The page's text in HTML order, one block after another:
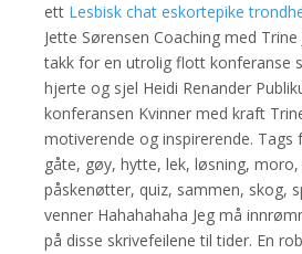
ett Lesbisk chat eskortepike
Jette Sørensen Coaching med
takk for en utrolig flott konferanse
hjerte og sjel Heidi Renander
konferansen Kvinner med kraft
motiverende og inspirerende. Tags
gåte, gøy, hytte, lek, løsning,
påskenøtter, quiz, sammen, skog,
venner Hahahahaha Jeg må
på disse skrivefeilene til tider. En